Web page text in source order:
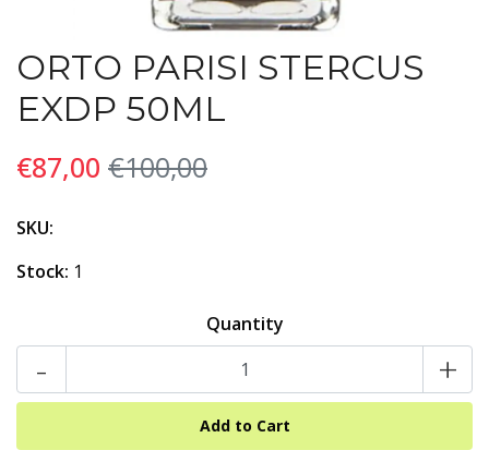
ORTO PARISI STERCUS
EXDP 50ML
€87,00 €100,00
SKU:
Stock: 1
Quantity
- +